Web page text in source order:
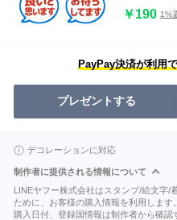
￥190 1%
PayPay決済が利用
プレゼントする
デコレーションに対応
制作者に提供される情報について
LINEヤフー株式会社はスタンプ/絵文字/
ために、お客様の購入情報を利用します。
購入日付、登録国情報は制作者から確